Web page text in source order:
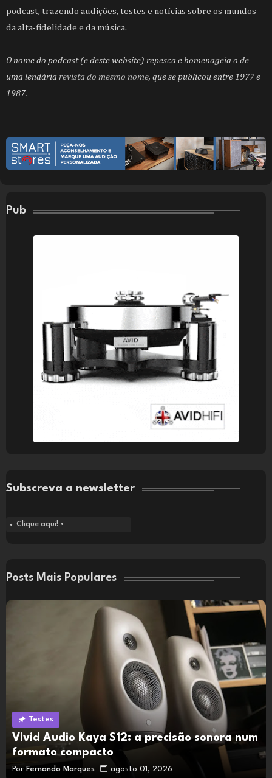
podcast, trazendo audições, testes e notícias sobre os mundos
da alta-fidelidade e da música.
O nome do podcast (e deste website) repesca e homenageia o de
uma lendária revista do mesmo nome, que se publicou entre 1977 e
1987.
Pub
Subscreva a newsletter
Clique aqui! •
Posts Mais Populares
Testes
Vivid Audio Kaya S12: a precisão sonora num
formato compacto
Por Fernando Marques agosto 01, 2026